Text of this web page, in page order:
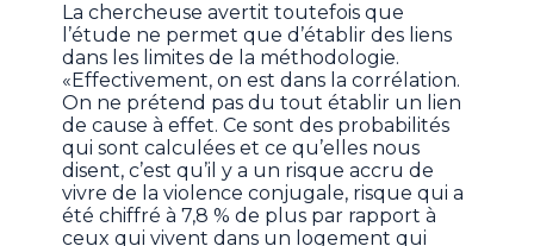
La chercheuse avertit toutefois que
l’étude ne permet que d’établir des liens
dans les limites de la méthodologie.
«Effectivement, on est dans la corrélation.
On ne prétend pas du tout établir un lien
de cause à effet. Ce sont des probabilités
qui sont calculées et ce qu’elles nous
disent, c’est qu’il y a un risque accru de
vivre de la violence conjugale, risque qui a
été chiffré à 7,8 % de plus par rapport à
ceux qui vivent dans un logement qui